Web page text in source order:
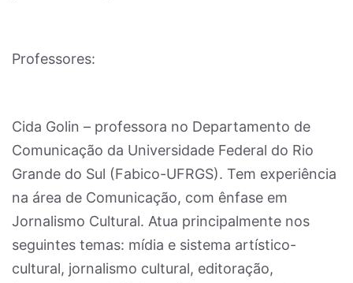
Professores:
Cida Golin – professora no Departamento de
Comunicação da Universidade Federal do Rio
Grande do Sul (Fabico-UFRGS). Tem experiência
na área de Comunicação, com ênfase em
Jornalismo Cultural. Atua principalmente nos
seguintes temas: mídia e sistema artístico-
cultural, jornalismo cultural, editoração,